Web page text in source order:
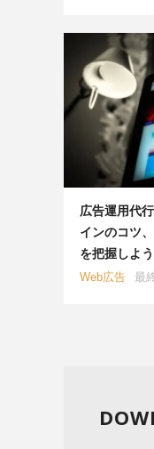
広告運用代
インのコツ
を把握しよう
Web広告 最